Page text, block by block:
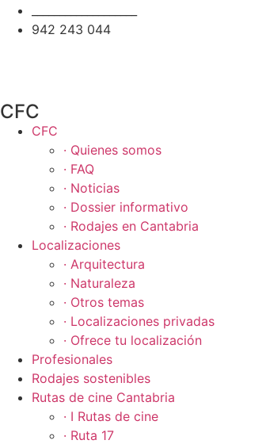
942 243 044
CFC
CFC
· Quienes somos
· FAQ
· Noticias
· Dossier informativo
· Rodajes en Cantabria
Localizaciones
· Arquitectura
· Naturaleza
· Otros temas
· Localizaciones privadas
· Ofrece tu localización
Profesionales
Rodajes sostenibles
Rutas de cine Cantabria
· I Rutas de cine
· Ruta 17